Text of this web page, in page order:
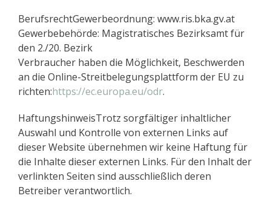
BerufsrechtGewerbeordnung: www.ris.bka.gv.at
Gewerbebehörde: Magistratisches Bezirksamt für
den 2./20. Bezirk
Verbraucher haben die Möglichkeit, Beschwerden
an die Online-Streitbelegungsplattform der EU zu
richten:https://ec.europa.eu/odr.
HaftungshinweisTrotz sorgfältiger inhaltlicher
Auswahl und Kontrolle von externen Links auf
dieser Website übernehmen wir keine Haftung für
die Inhalte dieser externen Links. Für den Inhalt der
verlinkten Seiten sind ausschließlich deren
Betreiber verantwortlich.